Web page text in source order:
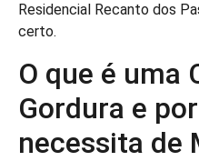
Residencial Recanto dos
certo.
O que é uma
Gordura e
necessita de